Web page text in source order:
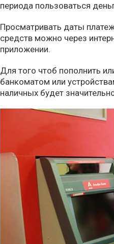
периода пользоваться
Просматривать даты
средств можно через
приложении.
Для того чтоб пополнить
банкоматом или
наличных будет